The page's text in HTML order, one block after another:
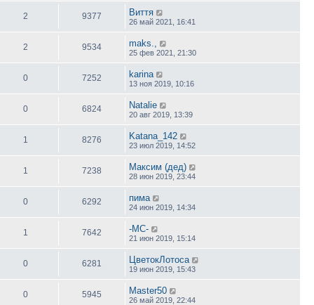
2 9377 Виття
26 май 2021, 16:41
2 9534 maks.,
25 фев 2021, 21:30
0 7252 karina
13 ноя 2019, 10:16
0 6824 Natalie
20 авг 2019, 13:39
1 8276 Katana_142
23 июл 2019, 14:52
1 7238 Максим (дед)
28 июн 2019, 23:44
0 6292 пима
24 июн 2019, 14:34
1 7642 -МС-
21 июн 2019, 15:14
0 6281 ЦветокЛотоса
19 июн 2019, 15:43
0 5945 Master50
26 май 2019, 22:44